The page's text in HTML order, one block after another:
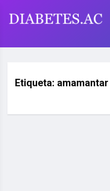
Etiqueta: amamantar